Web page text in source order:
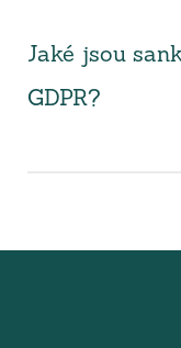
Jaké jsou
GDPR?